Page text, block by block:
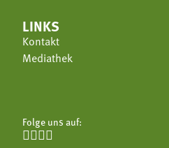
LINKS
Kontakt
Mediathek
Folge uns auf:
